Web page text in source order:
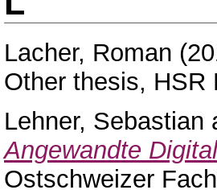
Lacher, Roman
Other thesis, HSR
Lehner, Sebastian
Angewandte
Ostschweizer